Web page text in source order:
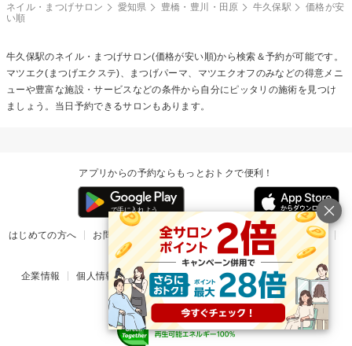
ネイル・まつげサロン 愛知県 豊橋・豊川・田原 牛久保駅
価格が安
い順
牛久保駅のネイル・まつげサロン(価格が安い順)から検索＆予約が可能です。
マツエク(まつげエクステ)、まつげパーマ、マツエクオフのみなどの得意メニ
ューや豊富な施設・サービスなどの条件から自分にピッタリの施術を見つけ
ましょう。当日予約できるサロンもあります。
アプリからの予約ならもっとおトクで便利！
はじめての方へ お問い合わせ ヘルプ リリース情報
利用規約
掲載ご希望のサロン様
企業情報 個人情報保護方針 楽天のサービス一覧 アプリ一覧
© Rakuten Group, Inc.